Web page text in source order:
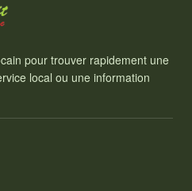
pour trouver rapidement une
local ou une information